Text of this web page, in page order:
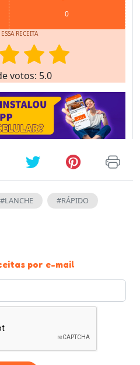
0
RECEITA
votos: 5.0
#LANCHE
#RÁPIDO
por e-mail